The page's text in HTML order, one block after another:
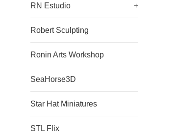
RN Estudio +
Robert Sculpting
Ronin Arts Workshop
SeaHorse3D
Star Hat Miniatures
STL Flix